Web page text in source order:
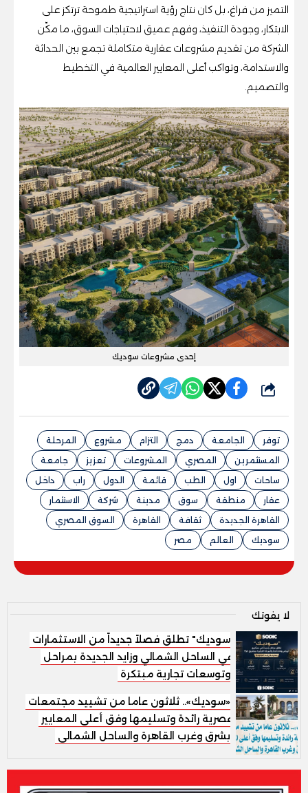
التميز من فراغ، بل كان نتاج رؤية استراتيجية طموحة ترتكز على
الابتكار، وجودة التنفيذ، وفهم عميق لاحتياجات السوق، ما مكّن
الشركة من تقديم مشروعات عقارية متكاملة تجمع بين الحداثة
والاستدامة، وتواكب أعلى المعايير العالمية في التخطيط
والتصميم.
إحدى مشروعات سوديك
شارك
توفر الجامعة دمج التزام مشروع
المرحلة
المستثمرين
المصري المشروعات تعزيز
جامعة
ساحات
اول الطب قائمة الدول راب
داخل
عقار
منطقة سوق مدينة شركة
الاستثمار
القاهرة الجديدة
ثقافة القاهرة
السوق المصري
سوديك
العالم مصر
لا يفوتك
سوديك" تطلق فصلاً جديداً من الاستثمارات
في الساحل الشمالي وزايد الجديدة بمراحل
وتوسعات تجارية مبتكرة
«سوديك».. ثلاثون عاما من تشييد مجتمعات
عصرية رائدة وتسليمها وفق أعلى المعايير
بشرق وغرب القاهرة والساحل الشمالى